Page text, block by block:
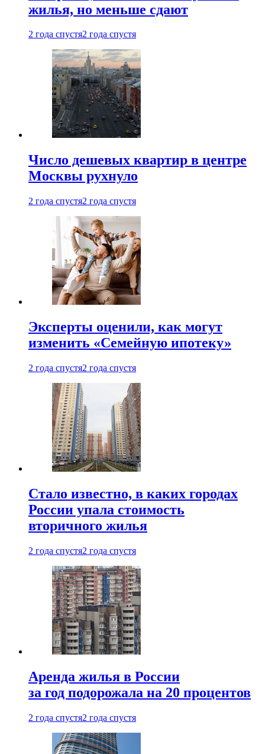
жилья, но меньше сдают
2 года спустя2 года спустя
Число дешевых квартир в центре
Москвы рухнуло
2 года спустя2 года спустя
Эксперты оценили, как могут
изменить «Семейную ипотеку»
2 года спустя2 года спустя
Стало известно, в каких городах
России упала стоимость
вторичного жилья
2 года спустя2 года спустя
Аренда жилья в России
за год подорожала на 20 процентов
2 года спустя2 года спустя